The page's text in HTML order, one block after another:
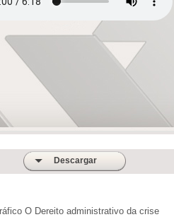
Descargar
O Dereito administrativo da crise